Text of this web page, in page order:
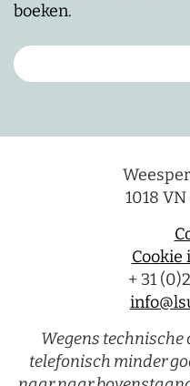
boeken.
1018
+ 31
Wegens
telefonisch minder